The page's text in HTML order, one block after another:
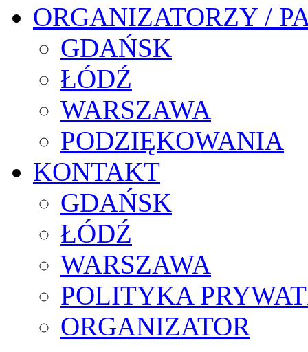
ORGANIZATORZY /
GDAŃSK
ŁÓDŹ
WARSZAWA
PODZIĘKOWANIA
KONTAKT
GDAŃSK
ŁÓDŹ
WARSZAWA
POLITYKA
ORGANIZATOR